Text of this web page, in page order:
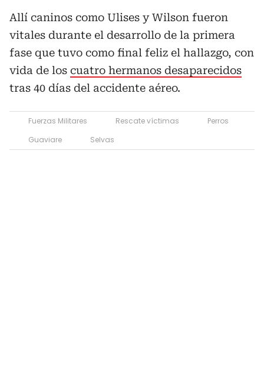
Allí caninos como Ulises y Wilson fueron
vitales durante el desarrollo de la primera
fase que tuvo como final feliz el hallazgo, con
vida de los cuatro hermanos desaparecidos
tras 40 días del accidente aéreo.
Fuerzas Militares Rescate víctimas
Perros
Guaviare
Selvas